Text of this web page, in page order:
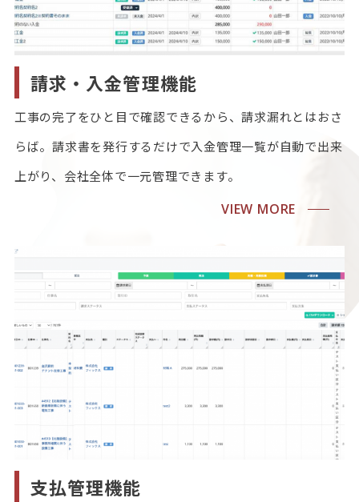
請求・入金管理機能
工事の完了をひと目で確認できるから、請求漏れとはおさ
らば。請求書を発行するだけで入金管理一覧が自動で出来
上がり、会社全体で一元管理できます。
VIEW MORE
支払管理機能